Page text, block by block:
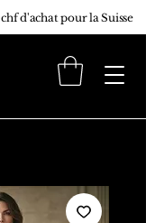
d'achat pour la Suisse